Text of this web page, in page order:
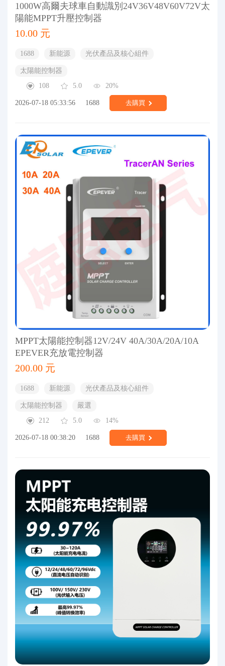
1000W高爾夫球車自動識別24V36V48V60V72V太
陽能MPPT升壓控制器
10.00 元
1688 新能源 光伏產品及核心組件
太陽能控制器
108
5.0 20%
2026-07-18 05:33:56 1688 去購買
MPPT太陽能控制器12V/24V 40A/30A/20A/10A
EPEVER充放電控制器
200.00 元
1688 新能源 光伏產品及核心組件
太陽能控制器
嚴選
212
5.0 14%
2026-07-18 00:38:20 1688 去購買